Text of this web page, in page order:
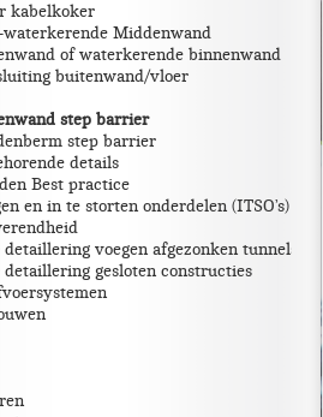
kabelkoker
Middenwand
of waterkerende binnenwand
buitenwand/vloer
step barrier
step barrier
details
Best practice
en in te storten onderdelen (ITSO’s)
voegen afgezonken tunnels
detaillering gesloten constructies